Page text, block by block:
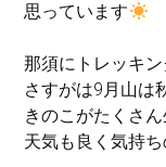
思っています
那須にトレッキ
さすがは9月山は
きのこがたくさ
天気も良く気持